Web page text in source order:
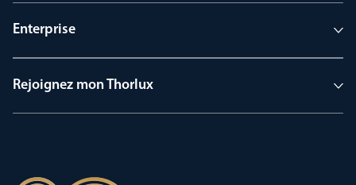
Enterprise
Rejoignez mon Thorlux